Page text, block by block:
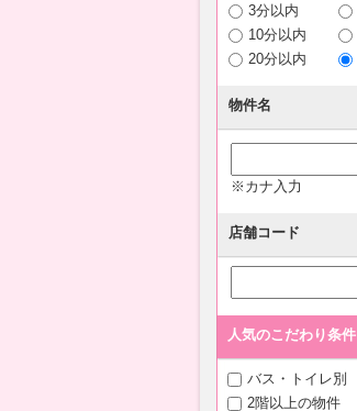
3分以内
10分以内
20分以内
物件名
※カナ入力
店舗コード
人気のこだわり条件
バス・トイレ別
2階以上の物件